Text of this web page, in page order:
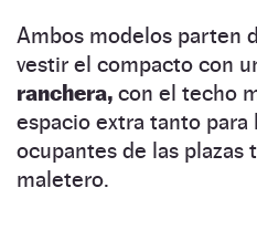
Ambos modelos parten
vestir el compacto con
ranchera, con el techo
espacio extra tanto para
ocupantes de las plazas
maletero.